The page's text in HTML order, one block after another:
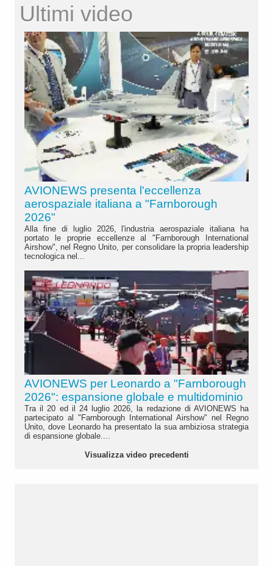
Ultimi video
AVIONEWS presenta l'eccellenza
aerospaziale italiana a "Farnborough
2026"
Alla fine di luglio 2026, l'industria aerospaziale italiana ha
portato le proprie eccellenze al "Farnborough International
Airshow", nel Regno Unito, per consolidare la propria leadership
tecnologica nel...
AVIONEWS per Leonardo a "Farnborough
2026": espansione globale e multidominio
Tra il 20 ed il 24 luglio 2026, la redazione di AVIONEWS ha
partecipato al "Farnborough International Airshow" nel Regno
Unito, dove Leonardo ha presentato la sua ambiziosa strategia
di espansione globale....
Visualizza video precedenti